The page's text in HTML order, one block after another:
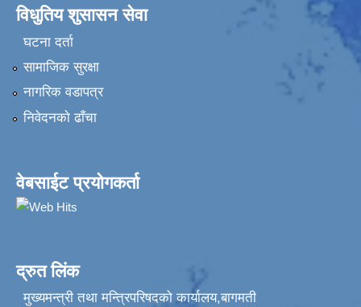
विधुतिय शुसासन सेवा
घटना दर्ता
सामाजिक सुरक्षा
नागरिक वडापत्र
निवेदनकाे ढाँचा
वेबसाईट प्रयोगकर्ता
द्रुत लिंक
मुख्यमन्त्री तथा मन्त्रिपरिषदको कार्यालय,बागमती